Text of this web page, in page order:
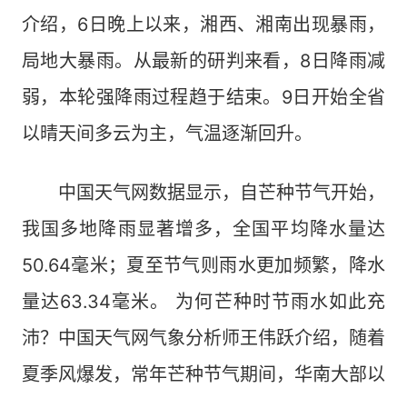
介绍，6日晚上以来，湘西、湘南出现暴雨，
局地大暴雨。从最新的研判来看，8日降雨减
弱，本轮强降雨过程趋于结束。9日开始全省
以晴天间多云为主，气温逐渐回升。
中国天气网数据显示，自芒种节气开始，
我国多地降雨显著增多，全国平均降水量达
50.64毫米；夏至节气则雨水更加频繁，降水
量达63.34毫米。 为何芒种时节雨水如此充
沛？中国天气网气象分析师王伟跃介绍，随着
夏季风爆发，常年芒种节气期间，华南大部以